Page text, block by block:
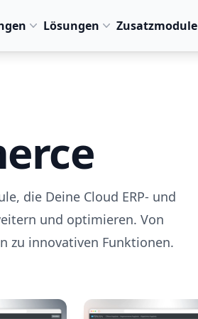
Lösungen Zusatzmodule
die Deine Cloud ERP- und
und optimieren. Von
zu innovativen Funktionen.